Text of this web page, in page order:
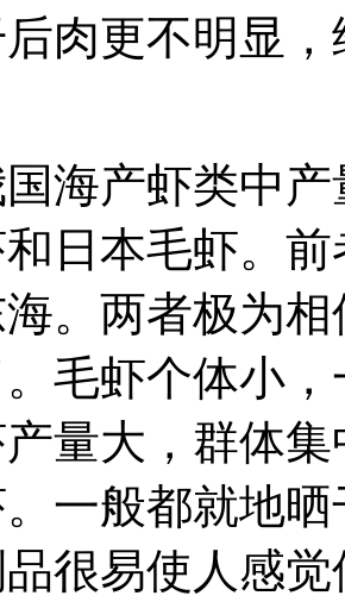
肉更不明显
海产虾类中
日本毛虾。
。两者极为
毛虾个体小
量大，群体
一般都就地
很易使人感